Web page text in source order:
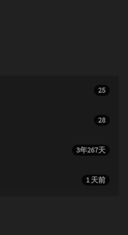
25
28
3年267天
1 天前